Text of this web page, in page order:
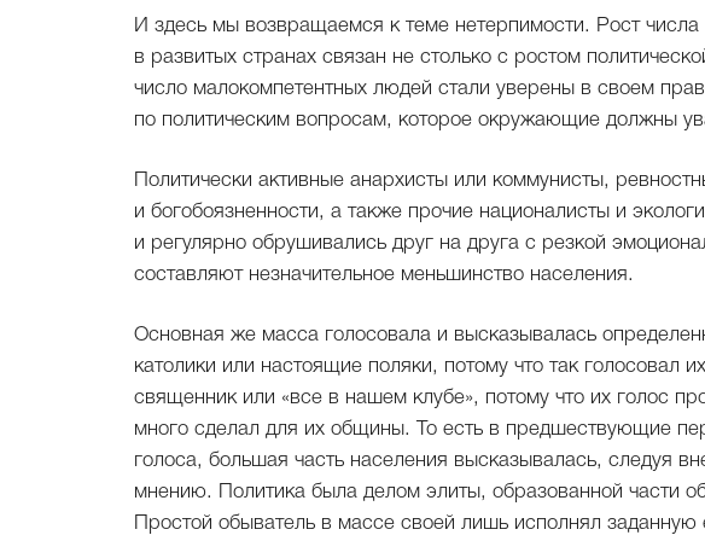
И здесь мы возвращаемся к теме нетерпимости. Рост числа
в развитых странах связан не столько с ростом
число малокомпетентных людей стали уверены в своем
по политическим вопросам, которое окружающие должны
Политически активные анархисты или коммунисты,
и богобоязненности, а также прочие националисты и
и регулярно обрушивались друг на друга с резкой
составляют незначительное меньшинство населения.
Основная же масса голосовала и высказывалась
католики или настоящие поляки, потому что так голосовал
священник или «все в нашем клубе», потому что их голос
много сделал для их общины. То есть в предшествующие
голоса, большая часть населения высказывалась, следуя
мнению. Политика была делом элиты, образованной части
Простой обыватель в массе своей лишь исполнял